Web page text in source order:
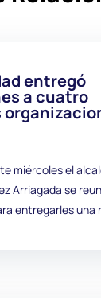
entregó
a cuatro
miércoles el
Arriagada se
entregarles una